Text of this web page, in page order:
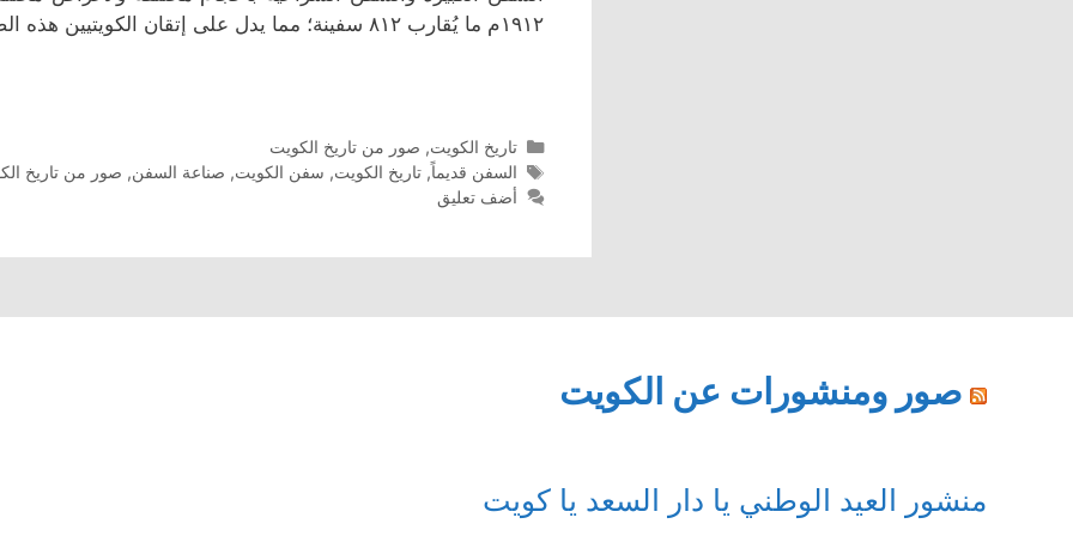
١٩١٢م ما يُقارب ٨١٢ سفينة؛ مما يدل على إتقان الكويتيين هذه الصناعة وسرعتهم فيها.
التصنيفات
تاريخ الكويت, صور من تاريخ الكويت
الوسوم
السفن قديماً, تاريخ الكويت, سفن الكويت, صناعة السفن, صور من تاريخ
أضف تعليق
صور ومنشورات عن الكويت
منشور العيد الوطني يا دار السعد يا كويت